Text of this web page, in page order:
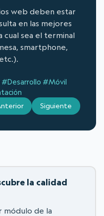
web deben estar
en las mejores
cual sea el terminal
smartphone,
#Desarrollo #Móvil
Siguiente
la calidad
módulo de la